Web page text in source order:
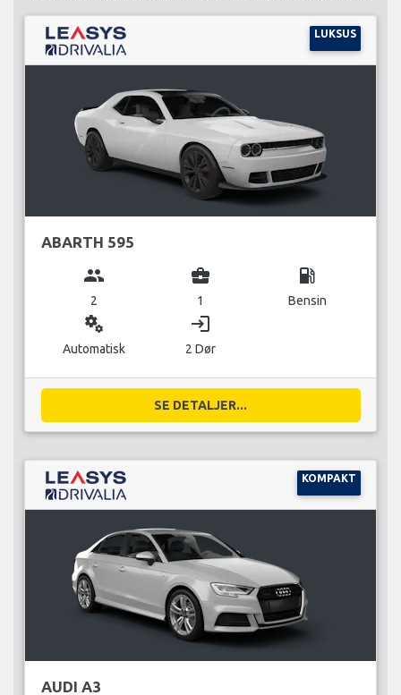
LUKSUS
ABARTH 595
group
2
business_center
1
local_gas_station
Bensin
miscellaneous_services
Automatisk
login
2 Dør
SE DETALJER...
KOMPAKT
AUDI A3